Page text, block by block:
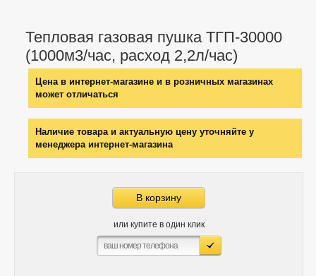
Тепловая газовая пушка ТГП-30000
(1000м3/час, расход 2,2л/час)
Цена в интернет-магазине и в розничных магазинах
может отличаться
Наличие товара и актуальную цену уточняйте у
менеджера интернет-магазина
В корзину
или купите в один клик